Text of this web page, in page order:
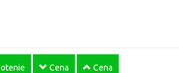
Cena Cena